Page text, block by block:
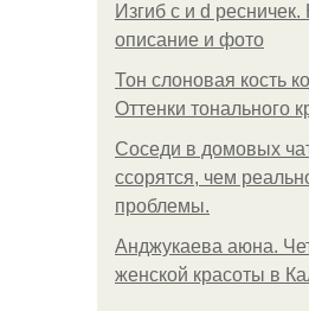
Изгиб c и d ресничек.
описание и фото
Тон слоновая кость
Оттенки тонального
Соседи в домовых
ссорятся, чем
проблемы.
Анджукаева аюна.
женской красоты в